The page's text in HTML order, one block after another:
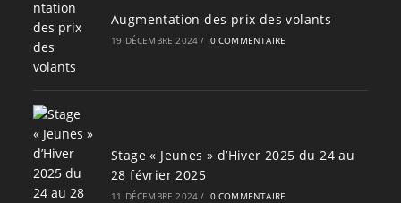
Augmentation des prix des volants
19 DÉCEMBRE 2024 / 0 COMMENTAIRE
Stage « Jeunes » d’Hiver 2025 du 24 au
28 février 2025
11 DÉCEMBRE 2024 / 0 COMMENTAIRE